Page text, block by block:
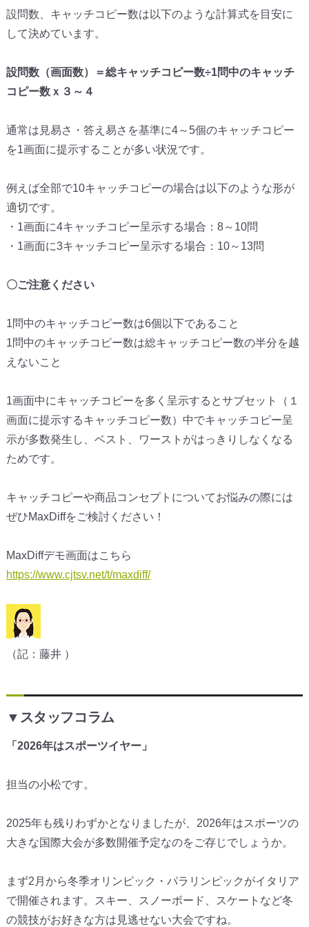
設問数、 キャッチコピー数は以下のような計算式を目安に
して決めています。
設問数（画面数）＝総キャッチコピー数÷1問中のキャッチ
コピー数ｘ３～４
通常は見易さ・答え易さを基準に4～ 5個のキャッチコピー
を1画面に提示することが多い状況です。
例えば全部で10キャッチコピーの場合は以下のような形が
適切です。
・1画面に4キャッチコピー呈示する場合：8～10問
・1画面に3キャッチコピー呈示する場合：10～13問
〇ご注意ください
1問中のキャッチコピー数は6個以下であること
1問中のキャッチコピー数は総キャッチコピー数の半分を越
えないこと
1画面中にキャッチコピーを多く呈示するとサブセット（ １
画面に提示するキャッチコピー数） 中でキャッチコピー呈
示が多数発生し、ベスト、
ワーストがはっきりしなくなる
ためです。
キャッチコピーや商品コンセプトについてお悩みの際には
ぜひMaxDiffをご検討ください！
MaxDiffデモ画面はこちら
https://www.cjtsv.net/t/maxdiff/
（記：藤井 ）
▼スタッフコラム
「2026年はスポーツイヤー」
担当の小松です。
2025年も残りわずかとなりましたが、 2026年はスポーツの
大きな国際大会が多数開催予定なのをご存じでしょうか。
まず2月から冬季オリンピック・ パラリンピックがイタリア
で開催されます。スキー、
スノーボード、
スケートなど冬
の競技がお好きな方は見逃せない大会ですね。